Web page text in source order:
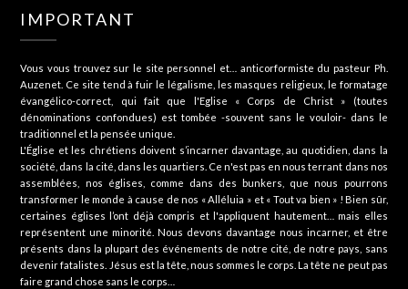
IMPORTANT
Vous vous trouvez sur le site personnel et… anticorformiste du pasteur Ph.
Auzenet. Ce site tend à fuir le légalisme, les masques religieux, le formatage
évangélico-correct, qui fait que l'Eglise « Corps de Christ » (toutes
dénominations confondues) est tombée -souvent sans le vouloir- dans le
traditionnel et la pensée unique.
L'Église et les chrétiens doivent s’incarner davantage, au quotidien, dans la
société, dans la cité, dans les quartiers. Ce n'est pas en nous terrant dans nos
assemblées, nos églises, comme dans des bunkers, que nous pourrons
transformer le monde à cause de nos « Alléluia » et « Tout va bien » ! Bien sûr,
certaines églises l’ont déjà compris et l'appliquent hautement… mais elles
représentent une minorité. Nous devons davantage nous incarner, et être
présents dans la plupart des événements de notre cité, de notre pays, sans
devenir fatalistes. Jésus est la tête, nous sommes le corps. La tête ne peut pas
faire grand chose sans le corps…